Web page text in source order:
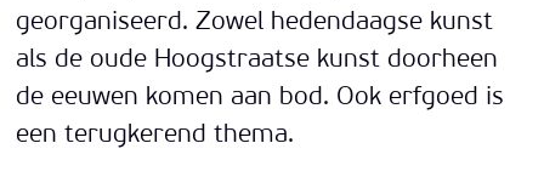
georganiseerd. Zowel hedendaagse kunst
als de oude Hoogstraatse kunst doorheen
de eeuwen komen aan bod. Ook erfgoed is
een terugkerend thema.